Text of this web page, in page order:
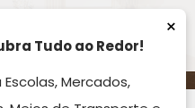
×
Tudo ao Redor!
Escolas, Mercados,